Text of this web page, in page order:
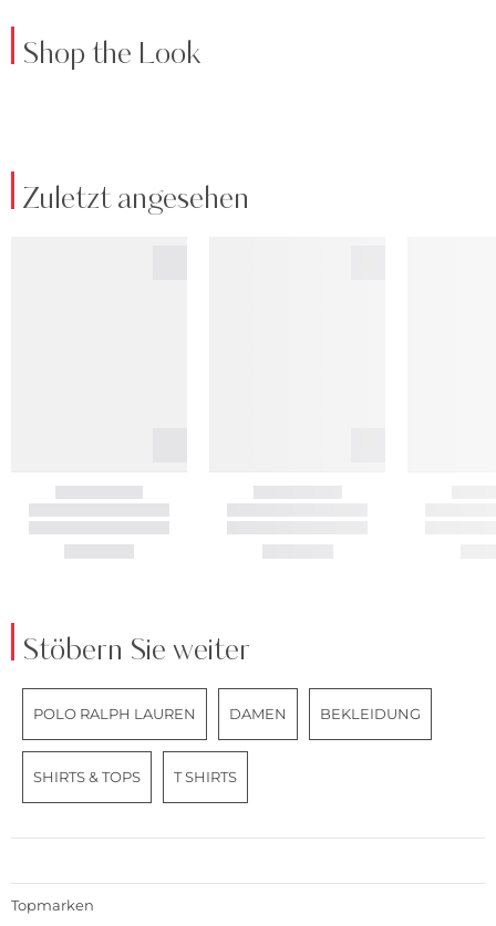
Shop the Look
Zuletzt angesehen
Stöbern Sie weiter
POLO RALPH LAUREN DAMEN BEKLEIDUNG
SHIRTS & TOPS T SHIRTS
Topmarken